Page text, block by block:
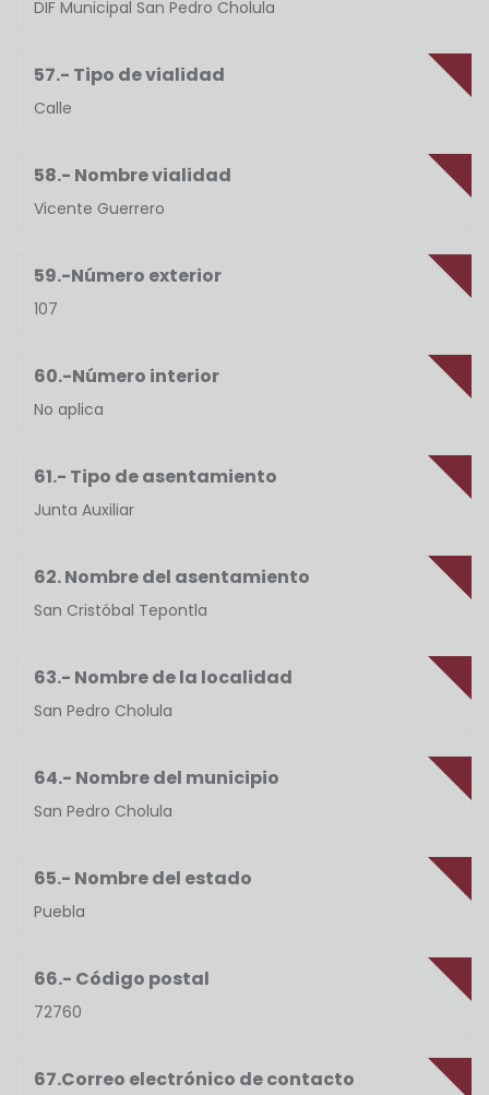
DIF Municipal San Pedro Cholula
57.- Tipo de vialidad
Calle
58.- Nombre vialidad
Vicente Guerrero
59.-Número exterior
107
60.-Número interior
No aplica
61.- Tipo de asentamiento
Junta Auxiliar
62. Nombre del asentamiento
San Cristóbal Tepontla
63.- Nombre de la localidad
San Pedro Cholula
64.- Nombre del municipio
San Pedro Cholula
65.- Nombre del estado
Puebla
66.- Código postal
72760
67.Correo electrónico de contacto